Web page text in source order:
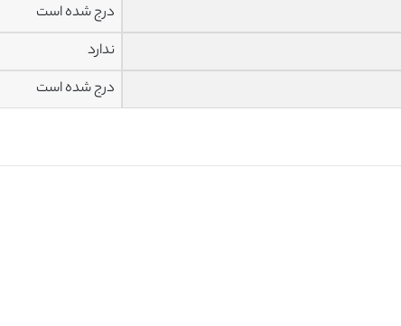
درج شده است
ندارد
درج شده است